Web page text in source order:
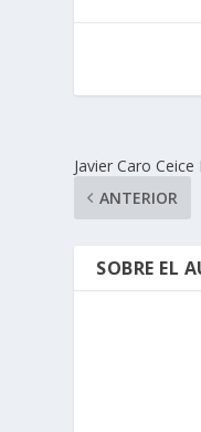
Javier Caro
ANTERIOR
SOBRE EL